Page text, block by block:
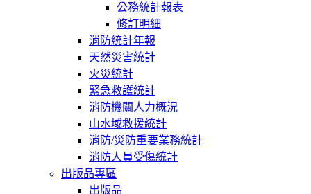
公務統計報表
修訂明細
消防統計年報
天然災害統計
火災統計
緊急救護統計
消防機關人力概況
山水域救援統計
消防/災防重要業務統計
消防人員受傷統計
出版品專區
出版品